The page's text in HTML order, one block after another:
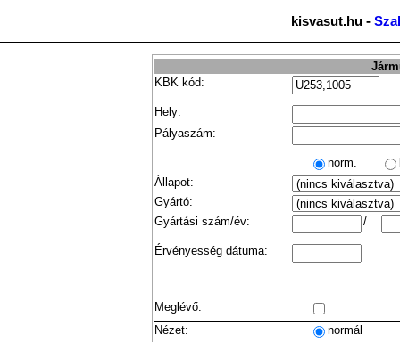
kisvasut.hu -
KBK kód:
Hely:
Pályaszám:
norm.
Állapot:
Gyártó:
Gyártási szám/év:
/
Érvényesség dátuma:
Meglévő:
Nézet:
normál